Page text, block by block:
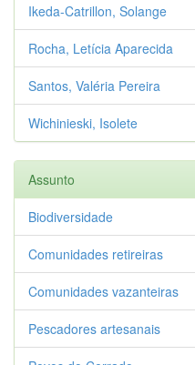
Ikeda-Catrillon, Solange
Rocha, Letícia Aparecida
Santos, Valéria Pereira
Wichinieski, Isolete
Assunto
Biodiversidade
Comunidades retireiras
Comunidades vazanteiras
Pescadores artesanais